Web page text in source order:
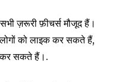
ज़रूरी फ़ीचर्स मौजूद हैं।
को लाइक कर सकते हैं,
कर सकते हैं।.